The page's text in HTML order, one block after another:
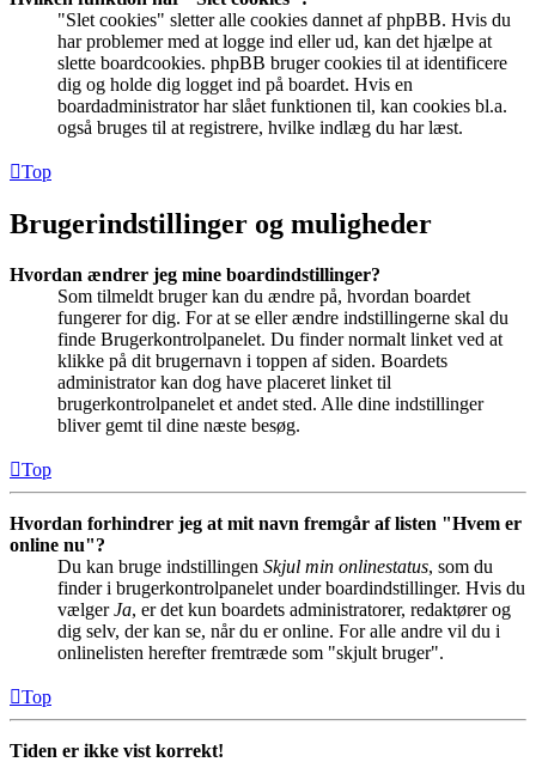
"Slet cookies" sletter alle cookies dannet af phpBB. Hvis du
har problemer med at logge ind eller ud, kan det hjælpe at
slette boardcookies. phpBB bruger cookies til at identificere
dig og holde dig logget ind på boardet. Hvis en
boardadministrator har slået funktionen til, kan cookies bl.a.
også bruges til at registrere, hvilke indlæg du har læst.
Top
Brugerindstillinger og muligheder
Hvordan ændrer jeg mine boardindstillinger?
Som tilmeldt bruger kan du ændre på, hvordan boardet
fungerer for dig. For at se eller ændre indstillingerne skal du
finde Brugerkontrolpanelet. Du finder normalt linket ved at
klikke på dit brugernavn i toppen af siden. Boardets
administrator kan dog have placeret linket til
brugerkontrolpanelet et andet sted. Alle dine indstillinger
bliver gemt til dine næste besøg.
Top
Hvordan forhindrer jeg at mit navn fremgår af listen "Hvem er
online nu"?
Du kan bruge indstillingen Skjul min onlinestatus, som du
finder i brugerkontrolpanelet under boardindstillinger. Hvis du
vælgerJa, er det kun boardets administratorer, redaktører og
dig selv, der kan se, når du er online. For alle andre vil du i
onlinelisten herefter fremtræde som "skjult bruger".
Top
Tiden er ikke vist korrekt!